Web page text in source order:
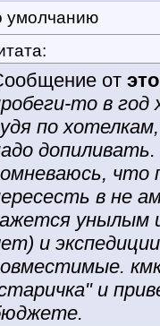
от
то в год
по
что
в не
унылым
и
и